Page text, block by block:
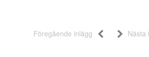
Föregående inlägg Nästa